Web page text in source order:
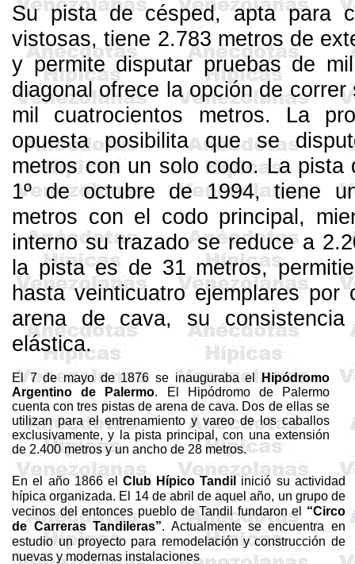
Su pista de césped, apta para
vistosas, tiene 2.783 metros de
y permite disputar pruebas de
diagonal ofrece la opción de
mil cuatrocientos metros. La
opuesta posibilita que se
metroscon un solo codo. La pista
1º de octubre de 1994, tiene
metros con el codo principal,
interno su trazado se reduce a
la pista es de 31 metros,
hasta veinticuatro ejemplares por
arena de cava, su
elástica.
El 7 de mayo de 1876 se inauguraba elHipódromo
Argentino de Palermo.
El Hipódromo de Palermo
cuenta con tres pistas de arena de cava. Dos de ellas se
utilizan para el entrenamiento y vareo de los caballos
exclusivamente, y la pista principal, con una extensión
de 2.400 metrosy un ancho de 28 metros.
En el año 1866 elClub Hípico Tandilinició su actividad
hípica organizada. El 14 de abril de aquel año, un grupo de
vecinos del entonces pueblo de Tandil fundaron el “Circo
de CarrerasTandileras”. Actualmente se encuentra en
estudio un proyecto para remodelación y construcción de
nuevas y modernas instalaciones